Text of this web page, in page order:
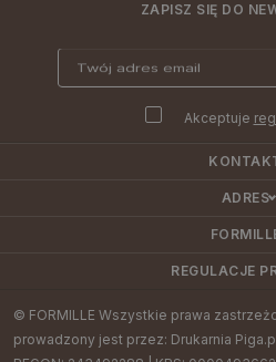
ZAPISZ SIĘ DO
Akceptuje
ADRES
REGULACJE
© FORMILLE Wszystkie prawa
prowadzony jest przez: Drukarnia